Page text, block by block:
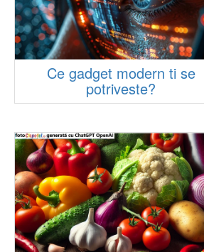
Ce gadget modern ti se
potriveste?